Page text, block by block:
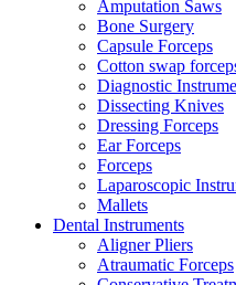
Amputation Saws
Bone Surgery
Capsule Forceps
Cotton swap
Diagnostic
Dissecting Knives
Dressing Forceps
Ear Forceps
Forceps
Laparoscopic
Mallets
Dental Instruments
Aligner Pliers
Atraumatic Forceps